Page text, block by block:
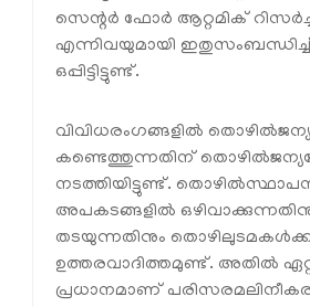
സെന്റര്‍ ഫോര്‍ ആറ്റമിക്
എന്നിവയുമായി
ഒപ്പിട്ടിട്ടുണ്ട്.
വിവിധരംഗങ്ങളില്‍
കണ്ടെത്തുന്നതിന്
നടത്തിയിട്ടുണ്ട്.
അപകടങ്ങളില്‍
തടയുന്നതിനും
ഉത്തരവാദിത്തമുണ്ട്. അതില്‍
പ്രധാനമാണ്